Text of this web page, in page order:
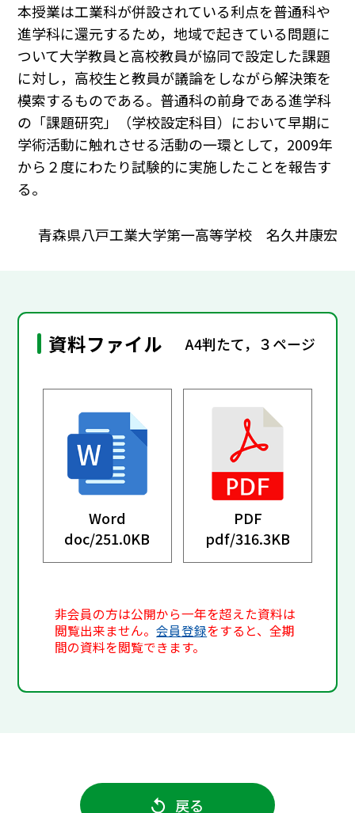
本授業は工業科が併設されている利点を普通科や
進学科に還元するため，地域で起きている問題に
ついて大学教員と高校教員が協同で設定した課題
に対し，高校生と教員が議論をしながら解決策を
模索するものである。普通科の前身である進学科
の「課題研究」（学校設定科目）において早期に
学術活動に触れさせる活動の一環として，2009年
から２度にわたり試験的に実施したことを報告す
る。
青森県八戸工業大学第一高等学校 名久井康宏
資料ファイル A4判たて，３ページ
Word
doc/251.0KB
PDF
pdf/316.3KB
非会員の方は公開から一年を超えた資料は
閲覧出来ません。会員登録をすると、全期
間の資料を閲覧できます。
戻る